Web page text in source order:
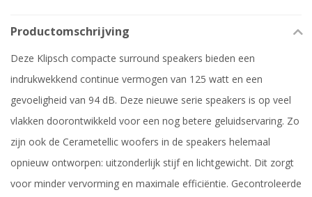
Productomschrijving
Deze Klipsch compacte surround speakers bieden een
indrukwekkend continue vermogen van 125 watt en een
gevoeligheid van 94 dB. Deze nieuwe serie speakers is op veel
vlakken doorontwikkeld voor een nog betere geluidservaring. Zo
zijn ook de Cerametellic woofers in de speakers helemaal
opnieuw ontworpen: uitzonderlijk stijf en lichtgewicht. Dit zorgt
voor minder vervorming en maximale efficiëntie. Gecontroleerde